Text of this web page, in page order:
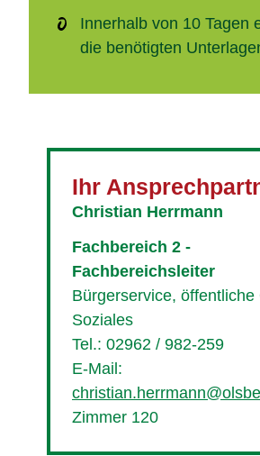
Innerhalb von 10 Tagen
die benötigten
Ihr
Christian Herrmann
Fachbereich 2 -
Fachbereichsleiter
Bürgerservice, öffentliche
Soziales
Tel.: 02962 / 982-259
E-Mail:
Zimmer 120